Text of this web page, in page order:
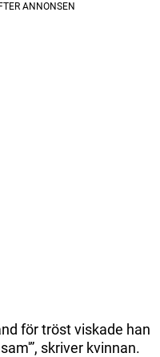
för tröst viskade han
skriver kvinnan.